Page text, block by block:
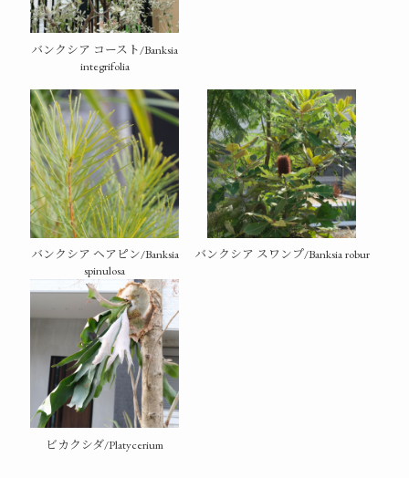
バンクシア コースト/Banksia
integrifolia
バンクシア ヘアピン/Banksia
spinulosa
バンクシア スワンプ/Banksia robur
ビカクシダ/Platycerium